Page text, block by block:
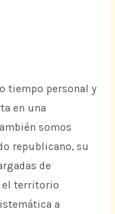
tiempo personal y
en una
somos
republicano, su
de
el territorio
a